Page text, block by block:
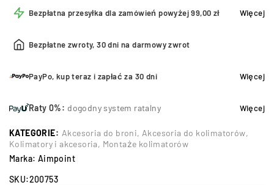
Bezpłatna przesyłka dla zamówień powyżej 99,00 zł Więcej
Bezpłatne zwroty, 30 dni na darmowy zwrot
PayPo, kup teraz i zapłać za 30 dni Więcej
Raty 0%: dogodny system ratalny Więcej
KATEGORIE: Akcesoria do broni, Akcesoria do kolimatorów,
Kolimatory i akcesoria, Montaże kolimatorów
Marka: Aimpoint
SKU:200753